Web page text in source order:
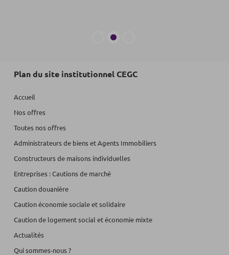
Plan du site institutionnel CEGC
Accueil
Nos offres
Toutes nos offres
Administrateurs de biens et Agents Immobiliers
Constructeurs de maisons individuelles
Entreprises : Cautions de marché
Caution douanière
Caution économie sociale et solidaire
Caution de logement social et économie mixte
Actualités
Qui sommes-nous ?